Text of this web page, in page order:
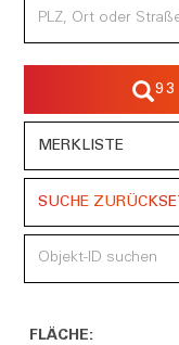
93
MERKLISTE
SUCHE
FLÄCHE: